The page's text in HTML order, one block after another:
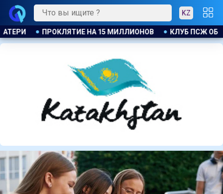
KZ
ОБ ОТКРЫТИИ СВОЕЙ ФУТБОЛЬНОЙ АКАДЕМИИ В